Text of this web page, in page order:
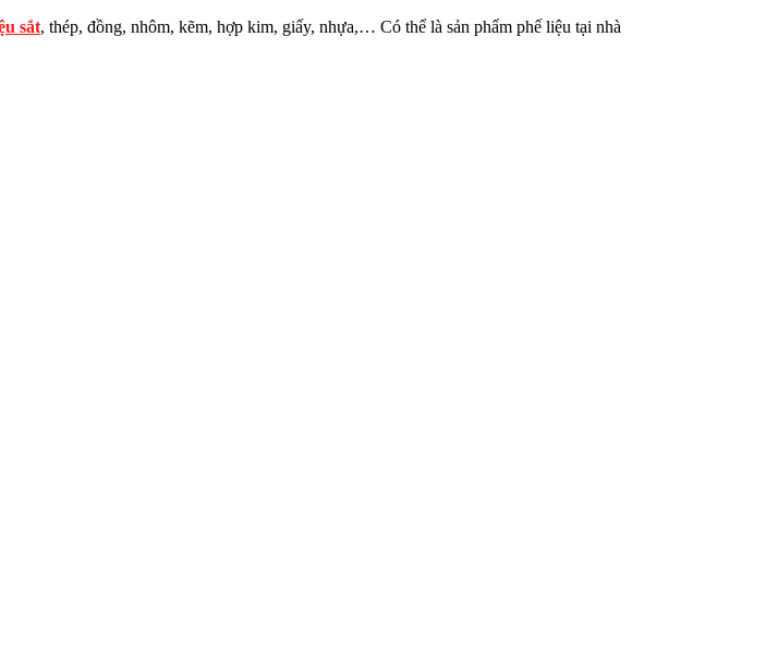
sắt, thép, đồng, nhôm, kẽm, hợp kim, giấy, nhựa,… Có thể là sản phẩm phế liệu tại nhà